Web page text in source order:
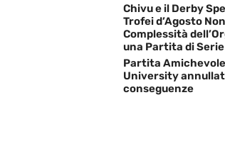
Chivu e il Derby
Trofei d’Agosto
Complessità
una Partita di Serie
Partita
University
conseguenze